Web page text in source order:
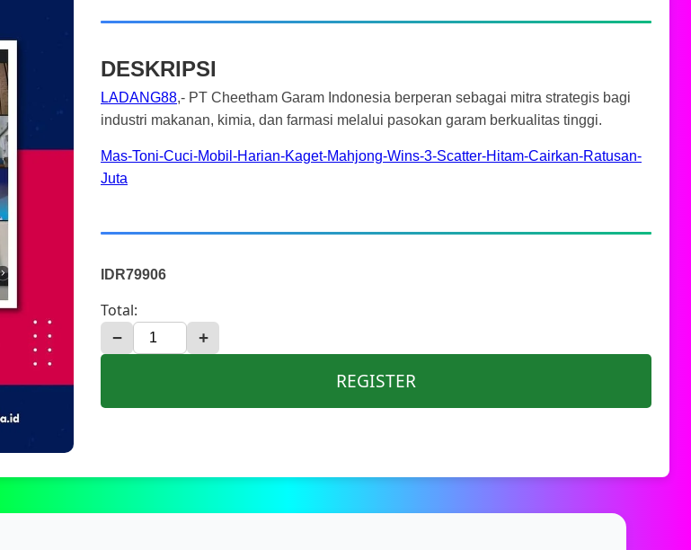
DESKRIPSI
LADANG88,- PT Cheetham Garam Indonesia berperan sebagai mitra strategis bagi
industri makanan, kimia, dan farmasi melalui pasokan garam berkualitas tinggi.
Mas-Toni-Cuci-Mobil-Harian-Kaget-Mahjong-Wins-3-Scatter-Hitam-Cairkan-Ratusan-
Juta
IDR79906
Total:
− +
REGISTER